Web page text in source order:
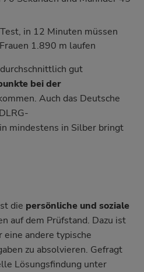
in 12 Minuten müssen
1.890 m laufen
gut
bei der
Auch das Deutsche
mindestens in Silber bringt
die persönliche und soziale
auf dem Prüfstand. Dazu ist
eine andere typische
zu absolvieren. Gefragt
Lösungsfindung unter